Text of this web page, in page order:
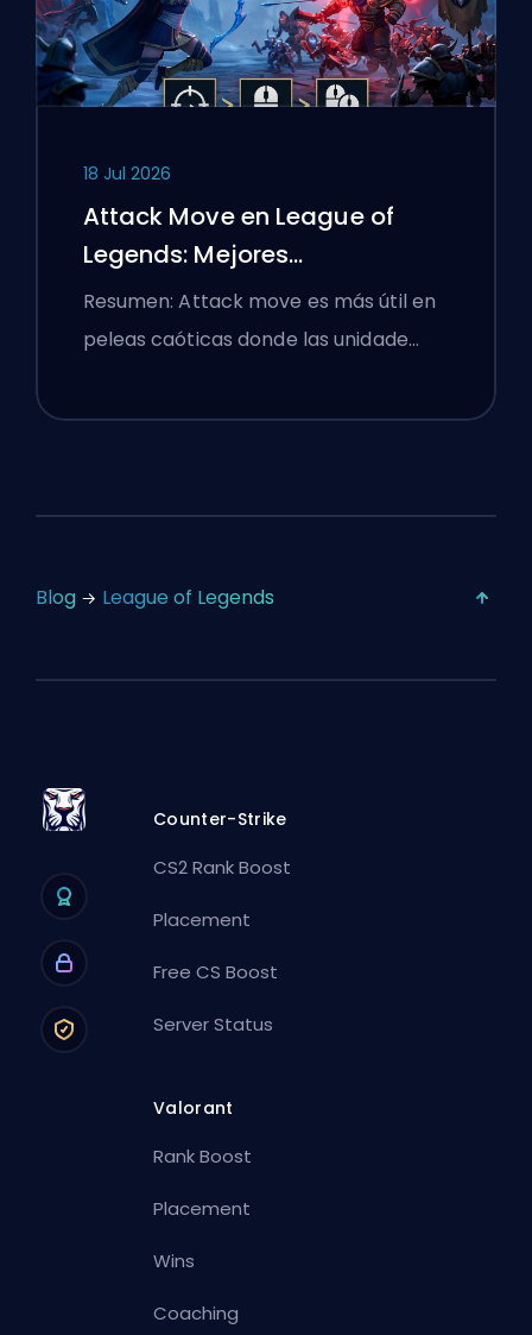
18 Jul 2026
Attack Move en League of
Legends: Mejores
Configuraciones
Resumen: Attack move es más útil en
peleas caóticas donde las unidade…
Blog League of Legends
Counter-Strike
CS2 Rank Boost
Placement
Free CS Boost
Server Status
Valorant
Rank Boost
Placement
Wins
Coaching